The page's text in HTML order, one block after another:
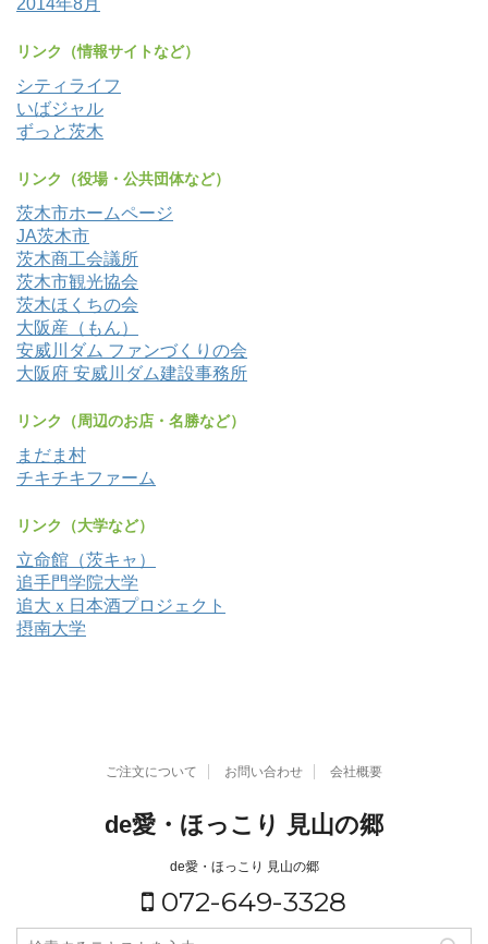
リンク（情報サイトなど）
シティライフ
いばジャル
ずっと茨木
リンク（役場・公共団体など）
茨木市ホームページ
JA茨木市
茨木商工会議所
茨木市観光協会
茨木ほくちの会
大阪産（もん）
安威川ダム ファンづくりの会
大阪府 安威川ダム建設事務所
リンク（周辺のお店・名勝など）
まだま村
チキチキファーム
リンク（大学など）
立命館（茨キャ）
追手門学院大学
追大ｘ日本酒プロジェクト
摂南大学
ご注文について お問い合わせ 会社概要
de愛・ほっこり 見山の郷
de愛・ほっこり 見山の郷
072-649-3328